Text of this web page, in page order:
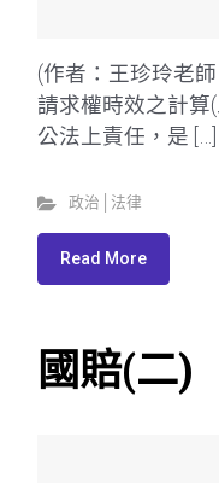
(作者：王珍玲老
請求權時效之計算
公法上責任，是 […]
政治│法律
Read More
國賠(二)